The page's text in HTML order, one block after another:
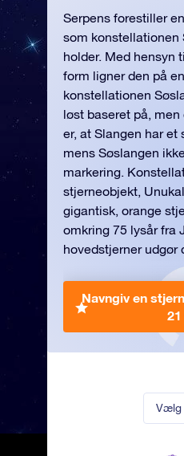
Vælg
Serpens forestiller
som konstellationen
holder. Med hensyn
form ligner den på
konstellationen
løst baseret på,
er, at Slangen har et
mens Søslangen
markering.
stjerneobjekt,
gigantisk, orange
omkring 75 lysår fra
hovedstjerner udgør
Navngiv en
21